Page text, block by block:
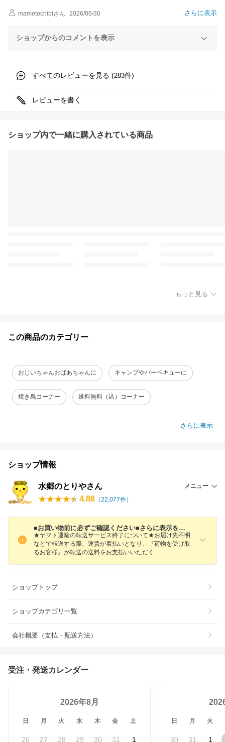
さらに表示
mametochibiさん 2026/06/30
ショップからのコメントを表示
すべてのレビューを見る (283件)
レビューを書く
ショップ内で一緒に購入されている商品
もっと見る
この商品のカテゴリー
おじいちゃんおばあちゃんに キャンプやバーベキューに
焼き鳥コーナー 送料無料（込）コーナー
さらに表示
ショップ情報
水郷のとりやさん メニュー
4.88 （22,077件）
■お買い物前に必ずご確認ください■さらに表示を押して全てお読みください
★ヤマト運輸の転送サービス終了について★お届け先不明
などで転送する際、運賃が着払いとなり、『荷物を受け取
るお客様』が転送の送料をお支払いいただ く
ショップトップ
ショップカテゴリ一覧
会社概要（支払・配送方法）
受注・発送カレンダー
2026年8月
日 月 火 水 木 金 土
26 27 28 29 30 31 1
日 月 火
30 31 1